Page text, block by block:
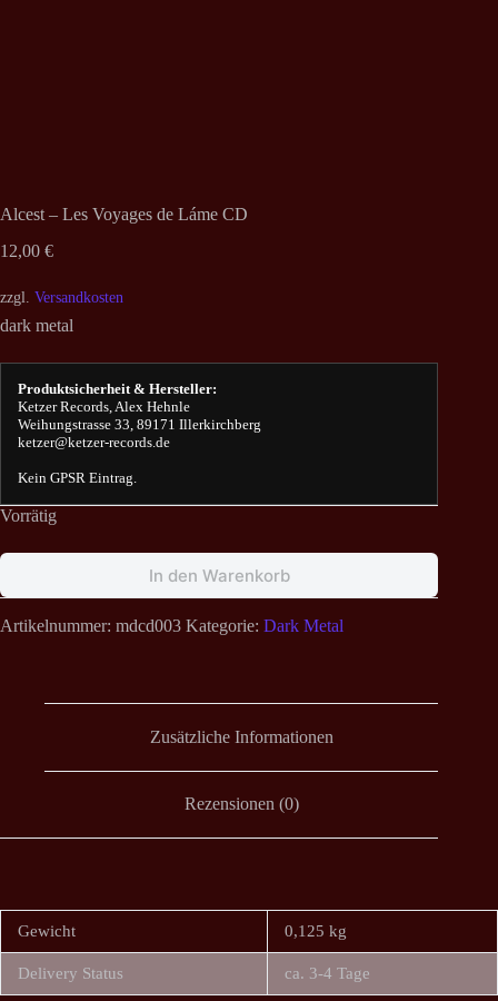
Alcest – Les Voyages de Láme CD
12,00 €
zzgl. Versandkosten
dark metal
Produktsicherheit & Hersteller:
Ketzer Records, Alex Hehnle
Weihungstrasse 33, 89171 Illerkirchberg
ketzer@ketzer-records.de
Kein GPSR Eintrag.
Vorrätig
In den Warenkorb
Artikelnummer: mdcd003 Kategorie: Dark Metal
Zusätzliche Informationen
Rezensionen (0)
Gewicht 0,125 kg
Delivery Status ca. 3-4 Tage